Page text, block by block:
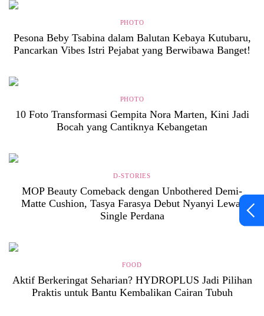
PHOTO
Pesona Beby Tsabina dalam Balutan Kebaya Kutubaru,
Pancarkan Vibes Istri Pejabat yang Berwibawa Banget!
PHOTO
10 Foto Transformasi Gempita Nora Marten, Kini Jadi
Bocah yang Cantiknya Kebangetan
D-STORIES
MOP Beauty Comeback dengan Unbothered Demi-
Matte Cushion, Tasya Farasya Debut Nyanyi Lewat
Single Perdana
FOOD
Aktif Berkeringat Seharian? HYDROPLUS Jadi Pilihan
Praktis untuk Bantu Kembalikan Cairan Tubuh